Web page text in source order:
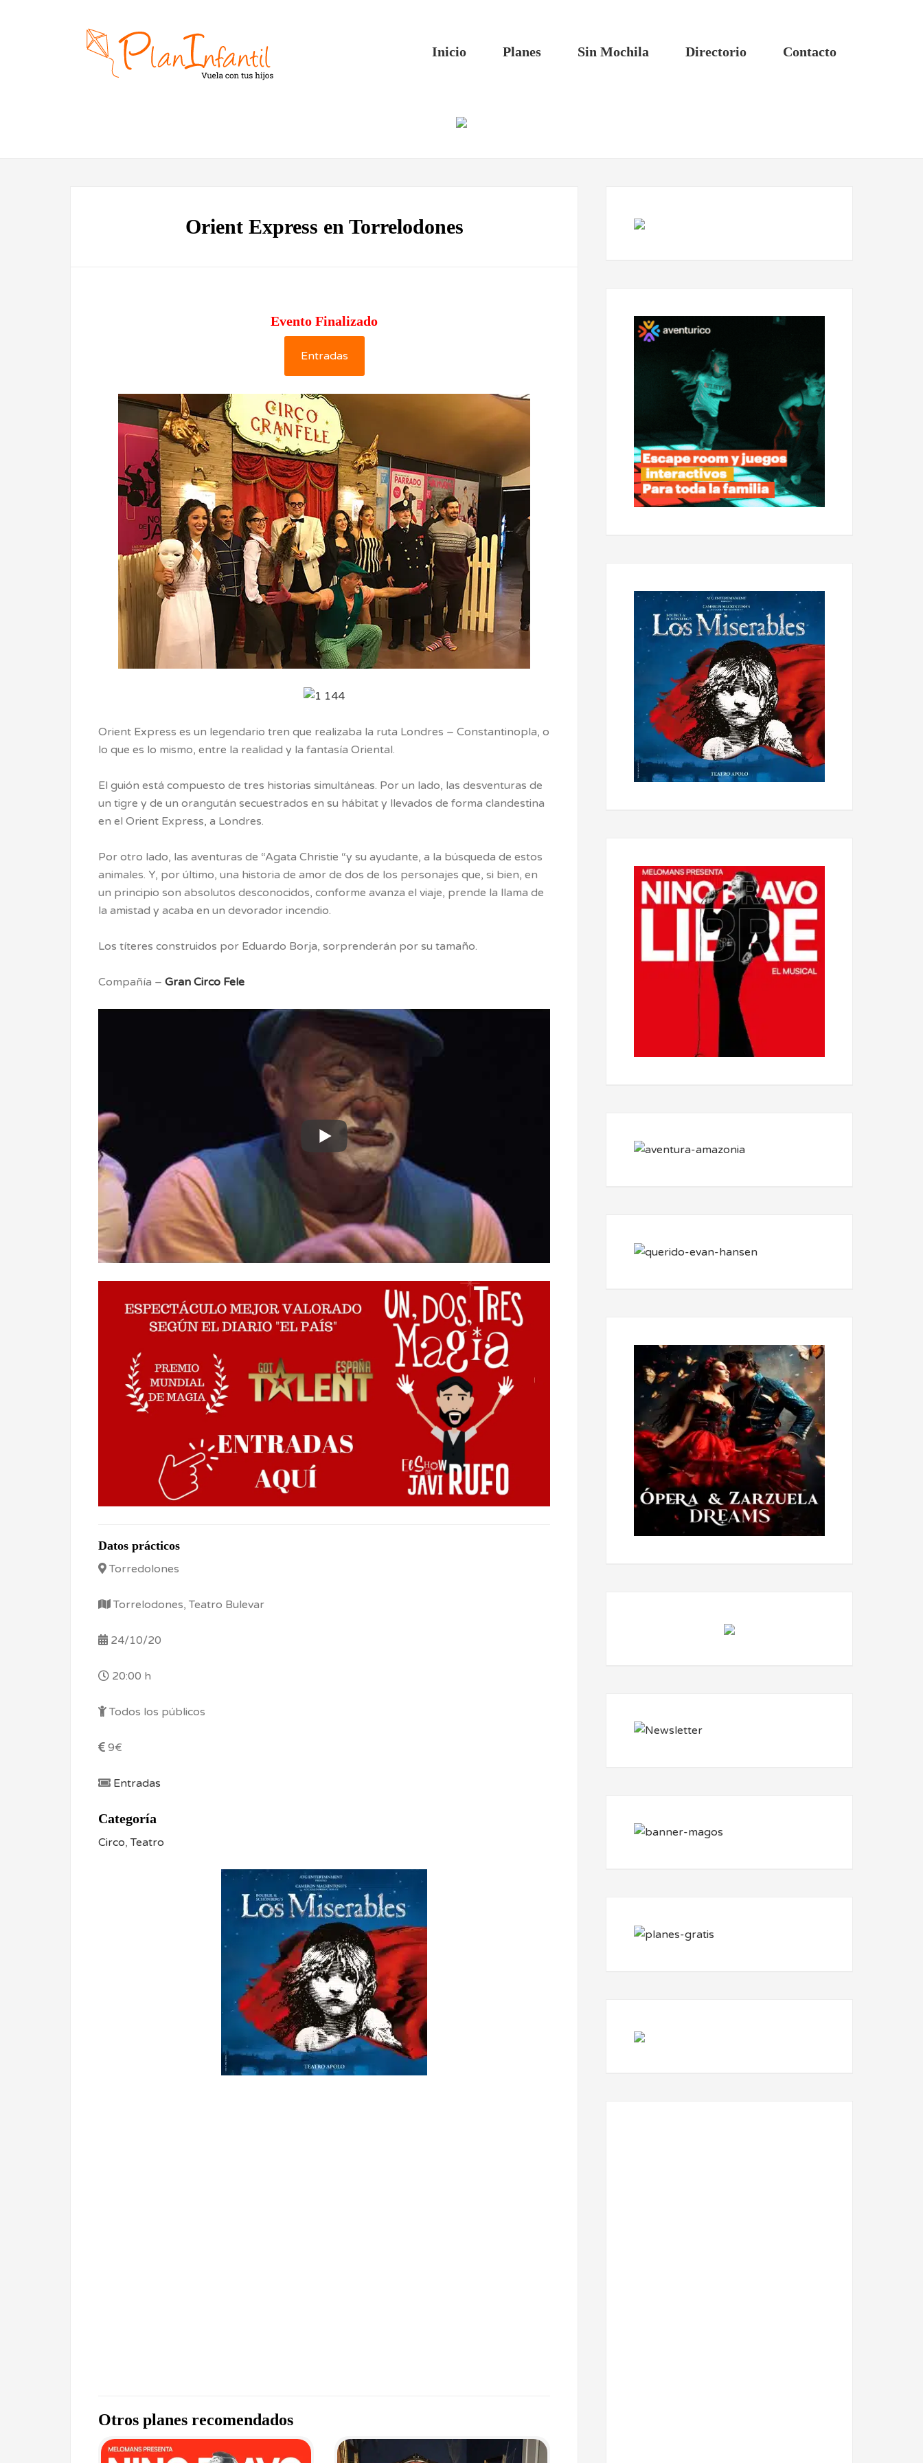
Inicio Planes Sin Mochila Directorio Contacto
Orient Express en Torrelodones
Evento Finalizado
Entradas
Orient Express es un legendario tren que realizaba la ruta Londres – Constantinopla, o
lo que es lo mismo, entre la realidad y la fantasía Oriental.
El guión está compuesto de tres historias simultáneas. Por un lado, las desventuras de
un tigre y de un orangután secuestrados en su hábitat y llevados de forma clandestina
en el Orient Express, a Londres.
Por otro lado, las aventuras de “Agata Christie “y su ayudante, a la búsqueda de estos
animales. Y, por último, una historia de amor de dos de los personajes que, si bien, en
un principio son absolutos desconocidos, conforme avanza el viaje, prende la llama de
la amistad y acaba en un devorador incendio.
Los títeres construidos por Eduardo Borja, sorprenderán por su tamaño.
Compañía – Gran Circo Fele
Datos prácticos
Torredolones
Torrelodones, Teatro Bulevar
24/10/20
20:00 h
Todos los públicos
9€
Entradas
Categoría
Circo,Teatro
Otros planes recomendados